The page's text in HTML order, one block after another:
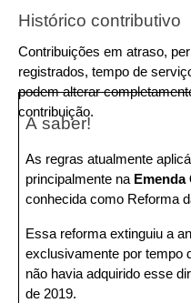
Histórico contributivo
Contribuições em atraso,
registrados, tempo de
podem alterar
contribuição.
A saber!
As regras atualmente
principalmente na Emenda
conhecida como Reforma
Essa reforma extinguiu a
exclusivamente por tempo
não havia adquirido esse
de 2019.